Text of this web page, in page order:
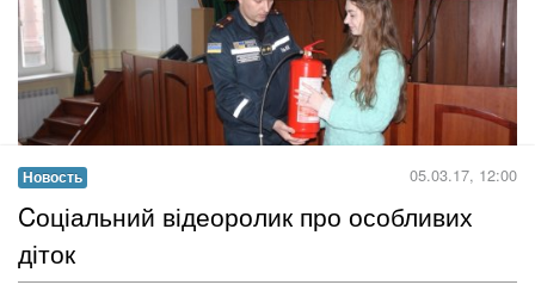
Рятувальники написали студентам-
медикам конспекти